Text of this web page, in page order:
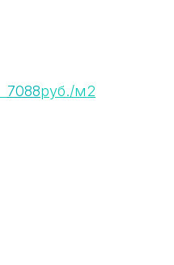
7088руб./м2